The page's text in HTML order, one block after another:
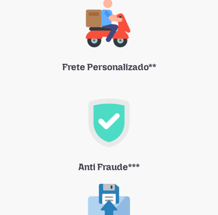
Frete Personalizado**
Anti Fraude***